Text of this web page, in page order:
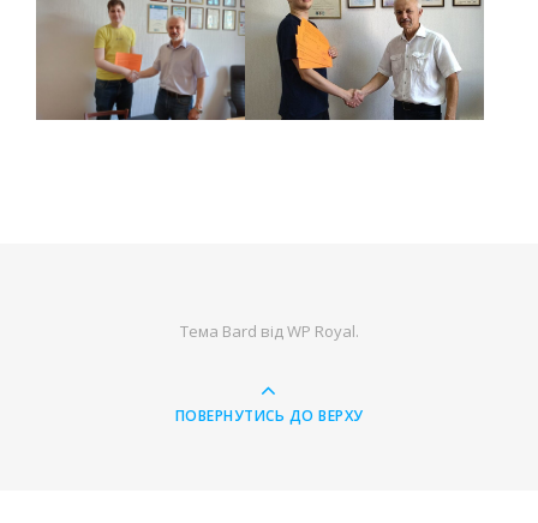
Тема Bard відWP Royal.
ПОВЕРНУТИСЬ ДО ВЕРХУ